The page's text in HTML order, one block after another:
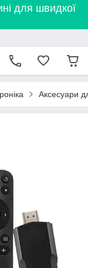
для швидкої
Аксесуари